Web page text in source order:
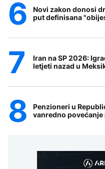
Novi zakon donosi
put definisana
Iran na SP 2026:
letjeti nazad u
Penzioneri u
vanredno povećanje